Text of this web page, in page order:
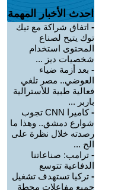
احدث الأخبار المهمة
- اتفاق شراكة مع تيك
توك يتيح لصناع
المحتوى استخدام
شخصيات ديز ...
- بعد أزمة ضياء
العوضي.. مصر تلغي
فعالية طبية للأسترالية
باربر ...
-
كاميرا CNN تجوب
شوارع دمشق.. وهذا ما
رصدته خلال نظرة على
الح ...
- ترامب: صناعاتنا
الدفاعية تتوسع
- تركيا تستهدف تشغيل
جميع مفاعلات محطة